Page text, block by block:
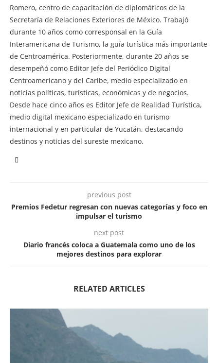
Romero, centro de capacitación de diplomáticos de la
Secretaría de Relaciones Exteriores de México. Trabajó
durante 10 años como corresponsal en la Guía
Interamericana de Turismo, la guía turística más importante
de Centroamérica. Posteriormente, durante 20 años se
desempeñó como Editor Jefe del Periódico Digital
Centroamericano y del Caribe, medio especializado en
noticias políticas, turísticas, económicas y de negocios.
Desde hace cinco años es Editor Jefe de Realidad Turística,
medio digital mexicano especializado en turismo
internacional y en particular de Yucatán, destacando
destinos y noticias del sureste mexicano.
previous post
Premios Fedetur regresan con nuevas categorías y foco en
impulsar el turismo
next post
Diario francés coloca a Guatemala como uno de los
mejores destinos para explorar
RELATED ARTICLES